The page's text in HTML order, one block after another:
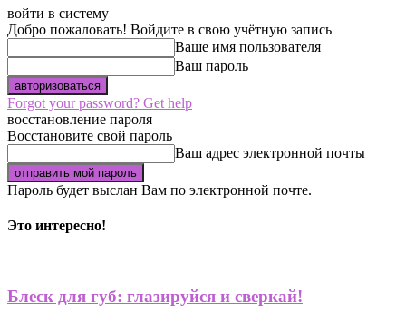
войти в систему
Добро пожаловать! Войдите в свою учётную запись
Ваше имя пользователя
Ваш пароль
Forgot your password? Get help
восстановление пароля
Восстановите свой пароль
Ваш адрес электронной почты
Пароль будет выслан Вам по электронной почте.
Это интересно!
Блеск для губ: глазируйся и сверкай!